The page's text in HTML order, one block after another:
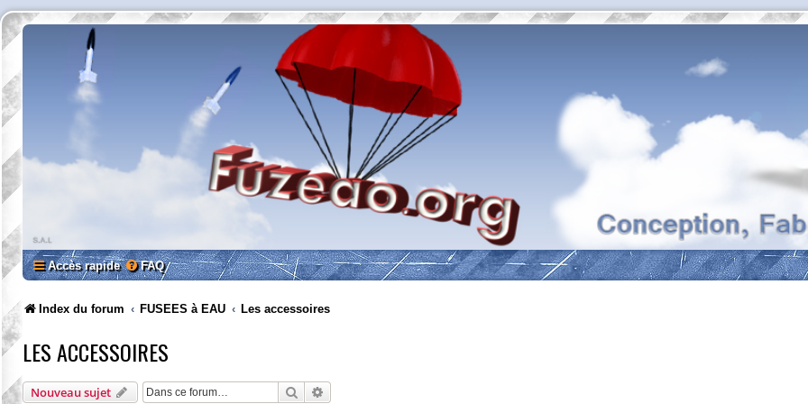
Accès rapide FAQ
Index du forum FUSEES à EAU Les accessoires
LES ACCESSOIRES
Nouveau sujet Rechercher